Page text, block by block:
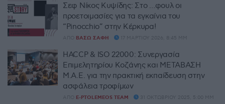
Σεφ Νίκος Κυψίδης: Στο …φουλ οι
προετοιμασίες για τα εγκαίνια του
“Pinocchio” στην Κέρκυρα!
ΑΠΌ ΒΆΣΩ ΣΆΦΗ 17 ΜΑΡΤΊΟΥ 2026, 8:45 ΜΜ
HACCP & ISO 22000: Συνεργασία
Επιμελητηρίου Κοζάνης και MΕΤΑΒΑΣΗ
Μ.Α.Ε. για την πρακτική εκπαίδευση στην
ασφάλεια τροφίμων
ΑΠΌ E-PTOLEMEOS TEAM 31 ΟΚΤΩΒΡΊΟΥ 2025, 5:00 ΜΜ